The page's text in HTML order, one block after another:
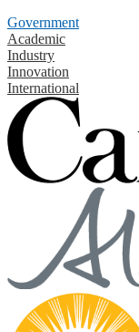
Government
Academic
Industry
Innovation
International